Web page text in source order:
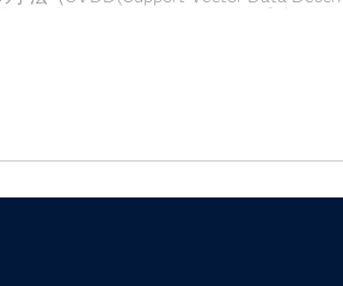
を業務に適用する際に留意すべき事項
、以下をご覧ください。（SlideShareに
Japan 詳細（講演ビデオ）に関しては
SAS Viyaを試用することができます。
う！ ～SAS Viya無償試用版利用ガイド～